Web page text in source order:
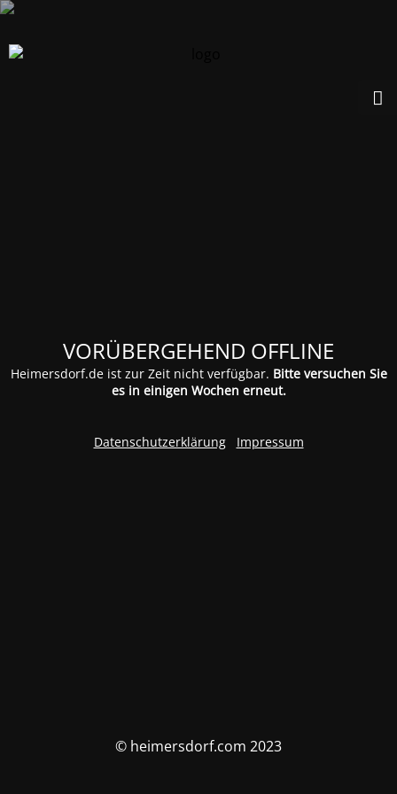
VORÜBERGEHEND OFFLINE
Heimersdorf.de ist zur Zeit nicht verfügbar. Bitte versuchen Sie
es in einigen Wochen erneut.
Datenschutzerklärung Impressum
© heimersdorf.com 2023